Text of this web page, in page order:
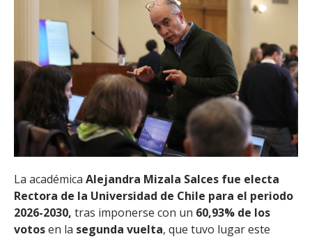
El académico Alejandro Hevia, quien explicó el sistema de apertura de
urna digital.
La académica Alejandra Mizala Salces fue electa
Rectora de la Universidad de Chile para el periodo
2026-2030, tras imponerse con un 60,93% de los
votosen la segunda vuelta, que tuvo lugar este